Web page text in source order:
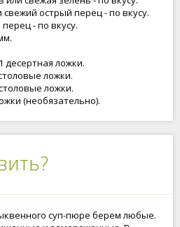
острый перец - по вкусу.
- по вкусу.
ложки.
ложки.
ложки.
(необязательно).
суп-пюре берем любые.